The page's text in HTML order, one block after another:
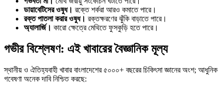
ডায়াবেটিসের ওষুধ। রক্তে শর্করা আরও কমাতে পারে।
রক্ত পাতলা করার ওষুধ। রক্তক্ষরণের ঝুঁকি বাড়াতে পারে।
অ্যালার্জি। কারো ক্ষেত্রে মেথিতে ফুসকুড়ি হতে পারে।
গভীর বিশ্লেষণ: এই খাবারের বৈজ্ঞানিক মূল্য
স্থানীয় ও ঐতিহ্যবাহী খাবার বাংলাদেশের ৫০০০+ বছরের চিকিৎসা জ্ঞানের অংশ; আধুনিক
গবেষণা অনেক দাবি নিশ্চিত করছে: